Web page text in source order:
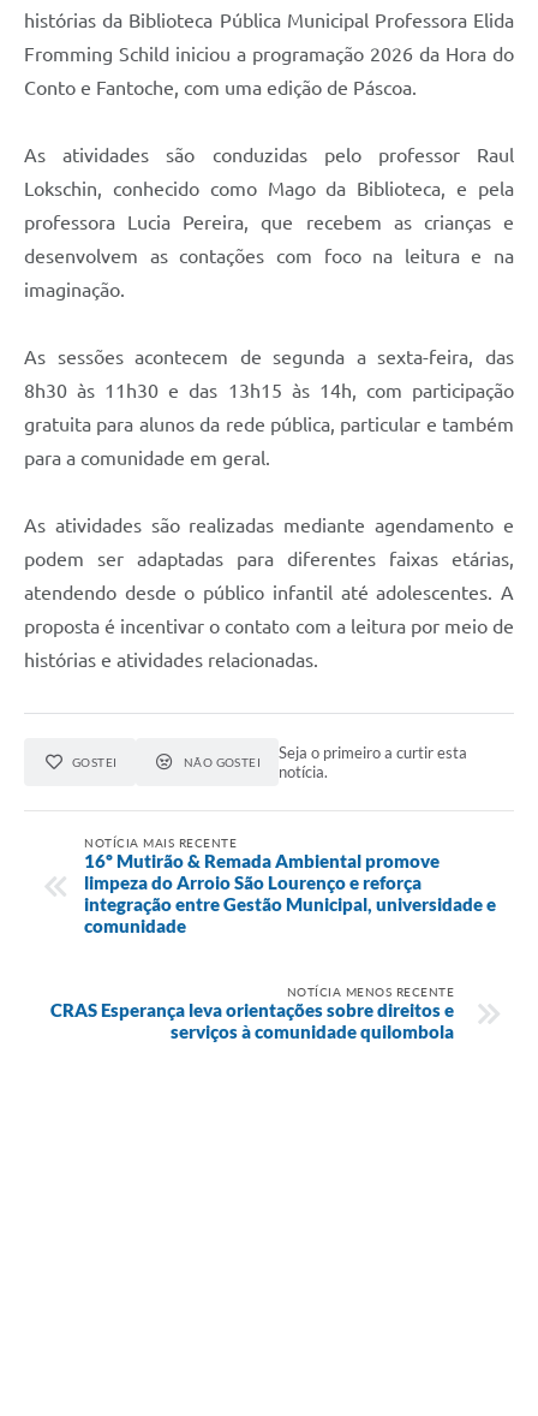
histórias da Biblioteca Pública Municipal Professora Elida
Fromming Schild iniciou a programação 2026 da Hora do
Conto e Fantoche, com uma edição de Páscoa.
As atividades são conduzidas pelo professor Raul
Lokschin, conhecido como Mago da Biblioteca, e pela
professora Lucia Pereira, que recebem as crianças e
desenvolvem as contações com foco na leitura e na
imaginação.
As sessões acontecem de segunda a sexta-feira, das
8h30 às 11h30 e das 13h15 às 14h, com participação
gratuita para alunos da rede pública, particular e também
para a comunidade em geral.
As atividades são realizadas mediante agendamento e
podem ser adaptadas para diferentes faixas etárias,
atendendo desde o público infantil até adolescentes. A
proposta é incentivar o contato com a leitura por meio de
histórias e atividades relacionadas.
GOSTEI NÃO GOSTEI
Seja o primeiro a curtir esta
notícia.
NOTÍCIA MAIS RECENTE
16º Mutirão & Remada Ambiental promove
limpeza do Arroio São Lourenço e reforça
integração entre Gestão Municipal, universidade e
comunidade
NOTÍCIA MENOS RECENTE
CRAS Esperança leva orientações sobre direitos e
serviços à comunidade quilombola